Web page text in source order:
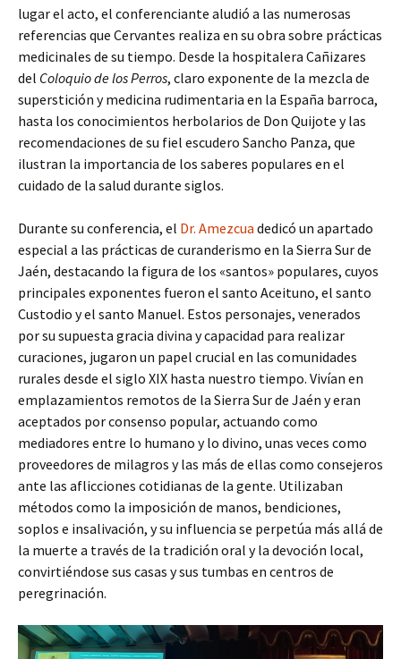
lugar el acto, el conferenciante aludió a las numerosas
referencias que Cervantes realiza en su obra sobre prácticas
medicinales de su tiempo. Desde la hospitalera Cañizares
del Coloquio de los Perros, claro exponente de la mezcla de
superstición y medicina rudimentaria en la España barroca,
hasta los conocimientos herbolarios de Don Quijote y las
recomendaciones de su fiel escudero Sancho Panza, que
ilustran la importancia de los saberes populares en el
cuidado de la salud durante siglos.
Durante su conferencia, el Dr. Amezcua dedicó un apartado
especial a las prácticas de curanderismo en la Sierra Sur de
Jaén, destacando la figura de los «santos» populares, cuyos
principales exponentes fueron el santo Aceituno, el santo
Custodio y el santo Manuel. Estos personajes, venerados
por su supuesta gracia divina y capacidad para realizar
curaciones, jugaron un papel crucial en las comunidades
rurales desde el siglo XIX hasta nuestro tiempo. Vivían en
emplazamientos remotos de la Sierra Sur de Jaén y eran
aceptados por consenso popular, actuando como
mediadores entre lo humano y lo divino, unas veces como
proveedores de milagros y las más de ellas como consejeros
ante las aflicciones cotidianas de la gente. Utilizaban
métodos como la imposición de manos, bendiciones,
soplos e insalivación, y su influencia se perpetúa más allá de
la muerte a través de la tradición oral y la devoción local,
convirtiéndose sus casas y sus tumbas en centros de
peregrinación.